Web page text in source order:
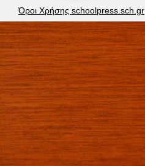
Όροι Χρήσης schoolpress.sch.gr